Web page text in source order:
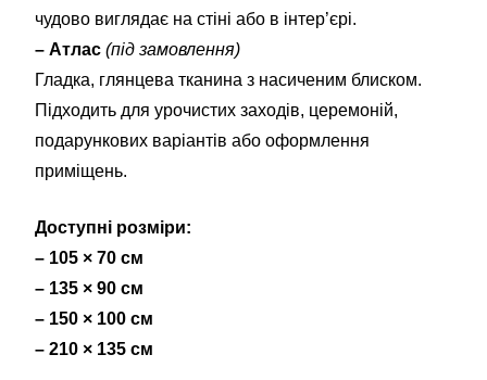
чудово виглядає на стіні або в інтер’єрі.
– Атлас (під замовлення)
Гладка, глянцева тканина з насиченим блиском.
Підходить для урочистих заходів, церемоній,
подарункових варіантів або оформлення
приміщень.
Доступні розміри:
– 105 × 70 см
– 135 × 90 см
– 150 × 100 см
– 210 × 135 см